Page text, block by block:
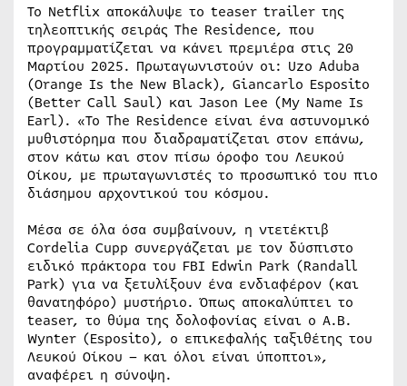
Το Netflix αποκάλυψε το teaser trailer της
τηλεοπτικής σειράς The Residence, που
προγραμματίζεται να κάνει πρεμιέρα στις 20
Μαρτίου 2025. Πρωταγωνιστούν οι: Uzo Aduba
(Orange Is the New Black), Giancarlo Esposito
(Better Call Saul) και Jason Lee (My Name Is
Earl). «Το The Residence είναι ένα αστυνομικό
μυθιστόρημα που διαδραματίζεται στον επάνω,
στον κάτω και στον πίσω όροφο του Λευκού
Οίκου, με πρωταγωνιστές το προσωπικό του πιο
διάσημου αρχοντικού του κόσμου.
Μέσα σε όλα όσα συμβαίνουν, η ντετέκτιβ
Cordelia Cupp συνεργάζεται με τον δύσπιστο
ειδικό πράκτορα του FBI Edwin Park (Randall
Park) για να ξετυλίξουν ένα ενδιαφέρον (και
θανατηφόρο) μυστήριο. Όπως αποκαλύπτει το
teaser, το θύμα της δολοφονίας είναι ο A.B.
Wynter (Esposito), ο επικεφαλής ταξιθέτης του
Λευκού Οίκου – και όλοι είναι ύποπτοι»,
αναφέρει η σύνοψη.